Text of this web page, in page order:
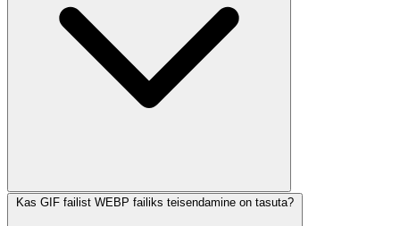
Kas GIF failist WEBP failiks teisendamine on tasuta?